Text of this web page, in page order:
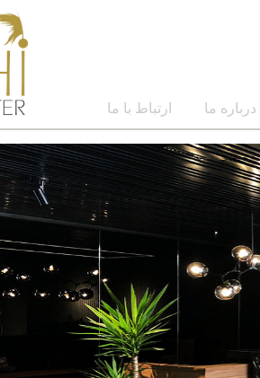
درباره ما ارتباط با ما